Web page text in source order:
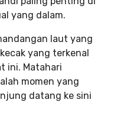
yang dalam.
laut yang
yang terkenal
ini. Matahari
momen yang
datang ke sini